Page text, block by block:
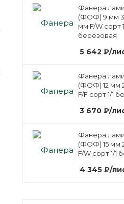
Фанера
(ФОФ) 9 мм
мм F/W сорт
березовая
5 642 ₽/
Фанера
(ФОФ) 12 мм
F/F сорт 1/1
3 670 ₽/
Фанера
(ФОФ) 15 мм
F/W сорт 1/1
4 345 ₽/